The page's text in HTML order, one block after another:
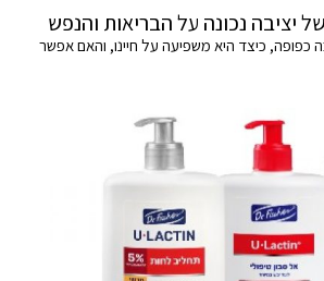
יציבה נכונה על הבריאות והנפש
כפופה, כיצד היא משפיעה על חיינו, והאם אפשר